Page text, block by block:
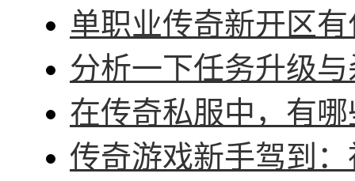
单职业传奇新开区
分析一下任务升级
在传奇私服中，有
传奇游戏新手驾到